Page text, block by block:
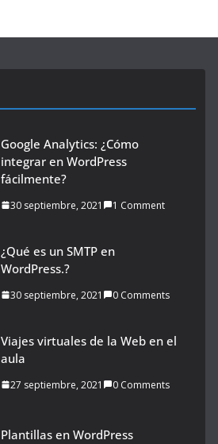
Google Analytics: ¿Cómo
integrar en WordPress
fácilmente?
30 septiembre, 2021 1 Comment
¿Qué es un SMTP en
WordPress.?
30 septiembre, 2021 0 Comments
Viajes virtuales de la Web en el
aula
27 septiembre, 2021 0 Comments
Plantillas en WordPress